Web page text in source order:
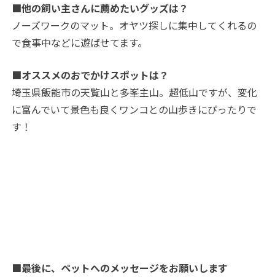
■他の飼い主さんに薦めたいグッズは？
ノーズワークのマット。オヤツ探しに集中してくれるの
で食事中などに遊ばせてます。
■オススメのおでかけスポットは？
埼玉県飯能市の天覧山と多峯主山。超低山ですが、変化
に富んでいて景色も良くワンコとの山歩きにぴったりで
す！
■最後に、ペットへのメッセージをお願いします